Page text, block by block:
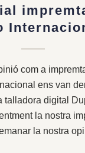
com a
ens van
talladora digital
la nostra
la nostra